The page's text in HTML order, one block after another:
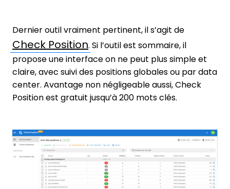
Dernier outil vraiment pertinent, il s’agit de
Check Position. Si l’outil est sommaire, il
propose une interface on ne peut plus simple et
claire, avec suivi des positions globales ou par data
center. Avantage non négligeable aussi, Check
Position est gratuit jusqu’à 200 mots clés.